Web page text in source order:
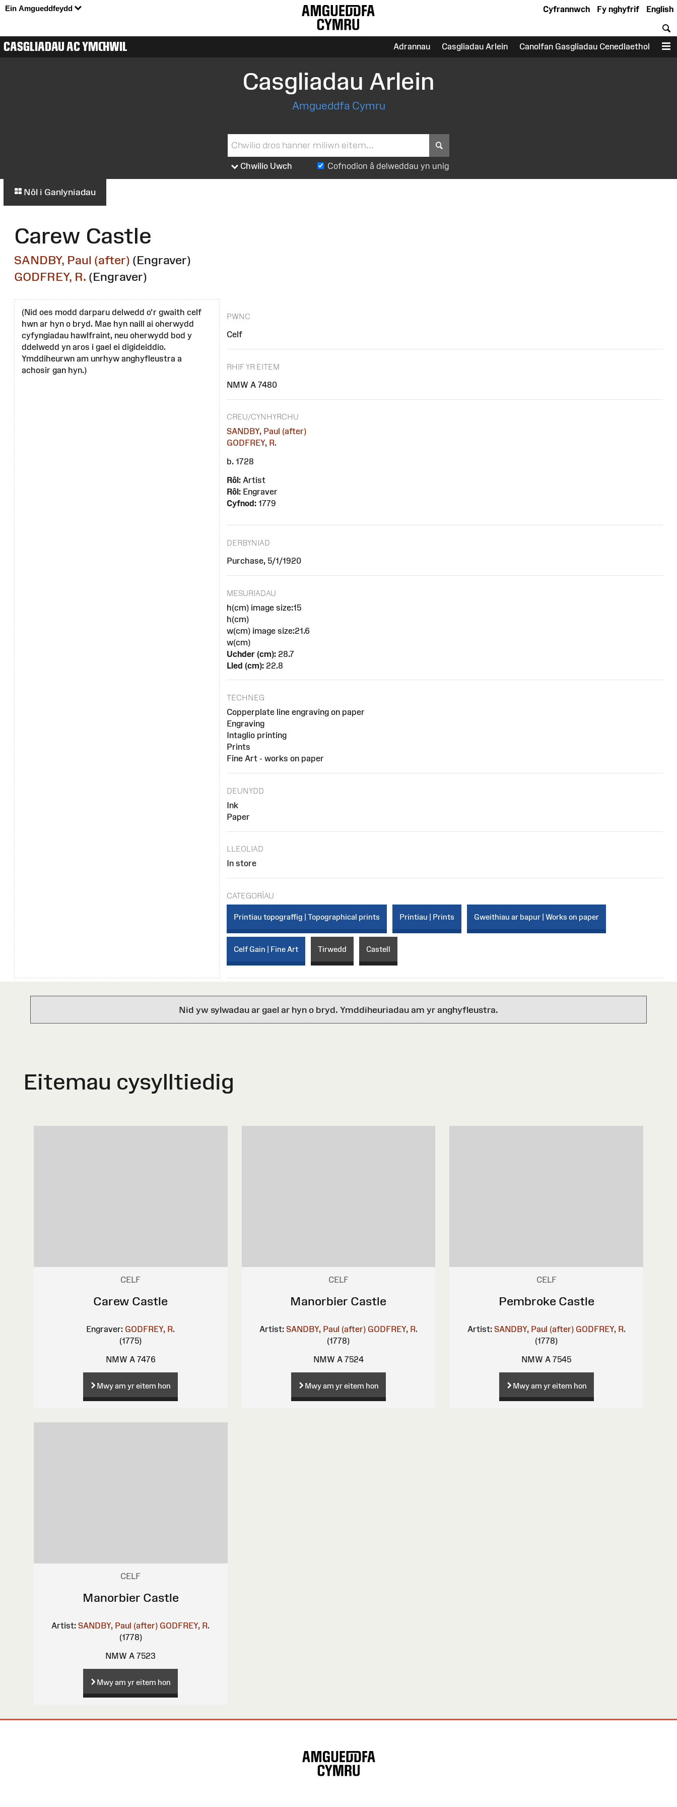
Ein Amgueddfeydd English
Fy nghyfrif
Cyfrannwch
CASGLIADAU AC YMCHWIL Adrannau Casgliadau Arlein Canolfan Gasgliadau Cenedlaethol
Casgliadau Arlein
Amgueddfa Cymru
Chwilio Uwch Cofnodion â delweddau yn unig
Nôl i Ganlyniadau
Carew Castle
SANDBY, Paul (after) (Engraver)
GODFREY, R. (Engraver)
(Nid oes modd darparu delwedd o'r gwaith celf
hwn ar hyn o bryd. Mae hyn naill ai oherwydd
cyfyngiadau hawlfraint, neu oherwydd bod y
ddelwedd yn aros i gael ei digideiddio.
Ymddiheurwn am unrhyw anghyfleustra a
achosir gan hyn.)
PWNC
Celf
RHIF YR EITEM
NMW A 7480
CREU/CYNHYRCHU
SANDBY, Paul (after)
GODFREY, R.
b. 1728
Rôl: Artist
Rôl: Engraver
Cyfnod: 1779
DERBYNIAD
Purchase, 5/1/1920
MESURIADAU
h(cm) image size:15
h(cm)
w(cm) image size:21.6
w(cm)
Uchder (cm): 28.7
Lled (cm): 22.8
TECHNEG
Copperplate line engraving on paper
Engraving
Intaglio printing
Prints
Fine Art - works on paper
DEUNYDD
Ink
Paper
LLEOLIAD
In store
CATEGORÏAU
Printiau topograffig | Topographical prints Printiau | Prints Gweithiau ar bapur | Works on paper
Celf Gain | Fine Art Tirwedd Castell
Nid yw sylwadau ar gael ar hyn o bryd. Ymddiheuriadau am yr anghyfleustra.
Eitemau cysylltiedig
CELF
Carew Castle
Engraver: GODFREY, R.
(1775)
NMW A 7476
Mwy am yr eitem hon
CELF
Manorbier Castle
Artist: SANDBY, Paul (after) GODFREY, R.
(1778)
NMW A 7524
Mwy am yr eitem hon
CELF
Pembroke Castle
Artist: SANDBY, Paul (after) GODFREY, R.
(1778)
NMW A 7545
Mwy am yr eitem hon
CELF
Manorbier Castle
Artist: SANDBY, Paul (after) GODFREY, R.
(1778)
NMW A 7523
Mwy am yr eitem hon